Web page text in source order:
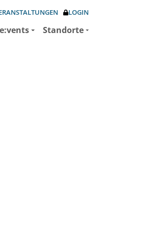
LOGIN
e:vents Standorte